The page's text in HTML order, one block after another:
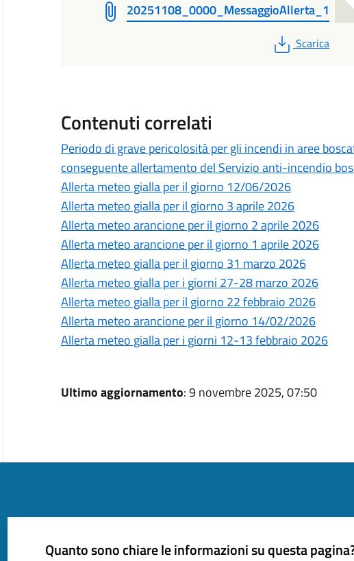
20251108_0000_MessaggioAllerta_1
PDF
Scarica
Contenuti correlati
Periodo di grave pericolosità per gli incendi in aree
conseguente allertamento del Servizio anti-incendio
Allerta meteo gialla per il giorno 12/06/2026
Allerta meteo gialla per il giorno 3 aprile 2026
Allerta meteo arancione per il giorno 2 aprile 2026
Allerta meteo arancione per il giorno 1 aprile 2026
Allerta meteo gialla per il giorno 31 marzo 2026
Allerta meteo gialla per i giorni 27-28 marzo 2026
Allerta meteo gialla per il giorno 22 febbraio 2026
Allerta meteo arancione per il giorno 14/02/2026
Allerta meteo gialla per i giorni 12-13 febbraio 2026
Ultimo aggiornamento: 9 novembre 2025, 07:50
Quanto sono chiare le informazioni su questa